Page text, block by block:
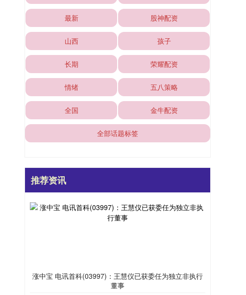
最新 股神配资
山西 孩子
长期 荣耀配资
情绪 五八策略
全国 金牛配资
全部话题标签
推荐资讯
涨中宝 电讯首科(03997)：王慧仪已获委任为独立非执行
董事